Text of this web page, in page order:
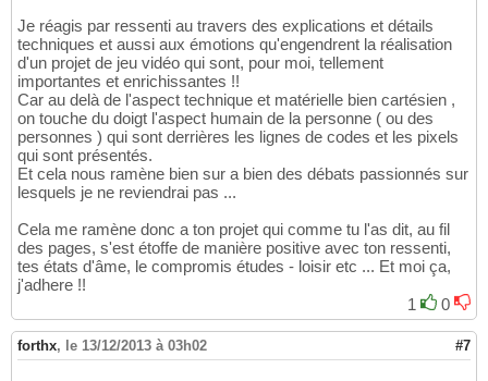
Je réagis par ressenti au travers des explications et détails
techniques et aussi aux émotions qu'engendrent la réalisation
d'un projet de jeu vidéo qui sont, pour moi, tellement
importantes et enrichissantes !!
Car au delà de l'aspect technique et matérielle bien cartésien ,
on touche du doigt l'aspect humain de la personne ( ou des
personnes ) qui sont derrières les lignes de codes et les pixels
qui sont présentés.
Et cela nous ramène bien sur a bien des débats passionnés sur
lesquels je ne reviendrai pas ...
Cela me ramène donc a ton projet qui comme tu l'as dit, au fil
des pages, s'est étoffe de manière positive avec ton ressenti,
tes états d'âme, le compromis études - loisir etc ... Et moi ça,
j'adhere !!
1
0
forthx, le 13/12/2013 à 03h02 #7